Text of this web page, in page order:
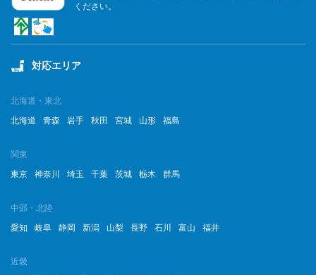
ください。
対応エリア
北海道・東北
北海道
青森 岩手 秋田 宮城 山形 福島
関東
東京
神奈川 埼玉 千葉 茨城 栃木 群馬
中部・北陸
愛知
岐阜 静岡 新潟 山梨 長野 石川 富山 福井
近畿